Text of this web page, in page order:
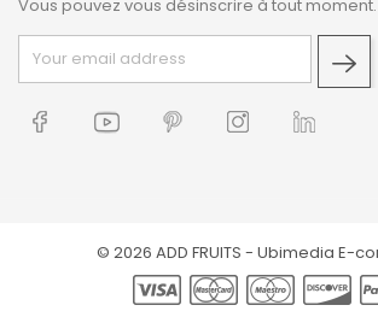
Vous pouvez vous désinscrire à tout moment.
© 2026 ADD FRUITS - Ubimedia E-